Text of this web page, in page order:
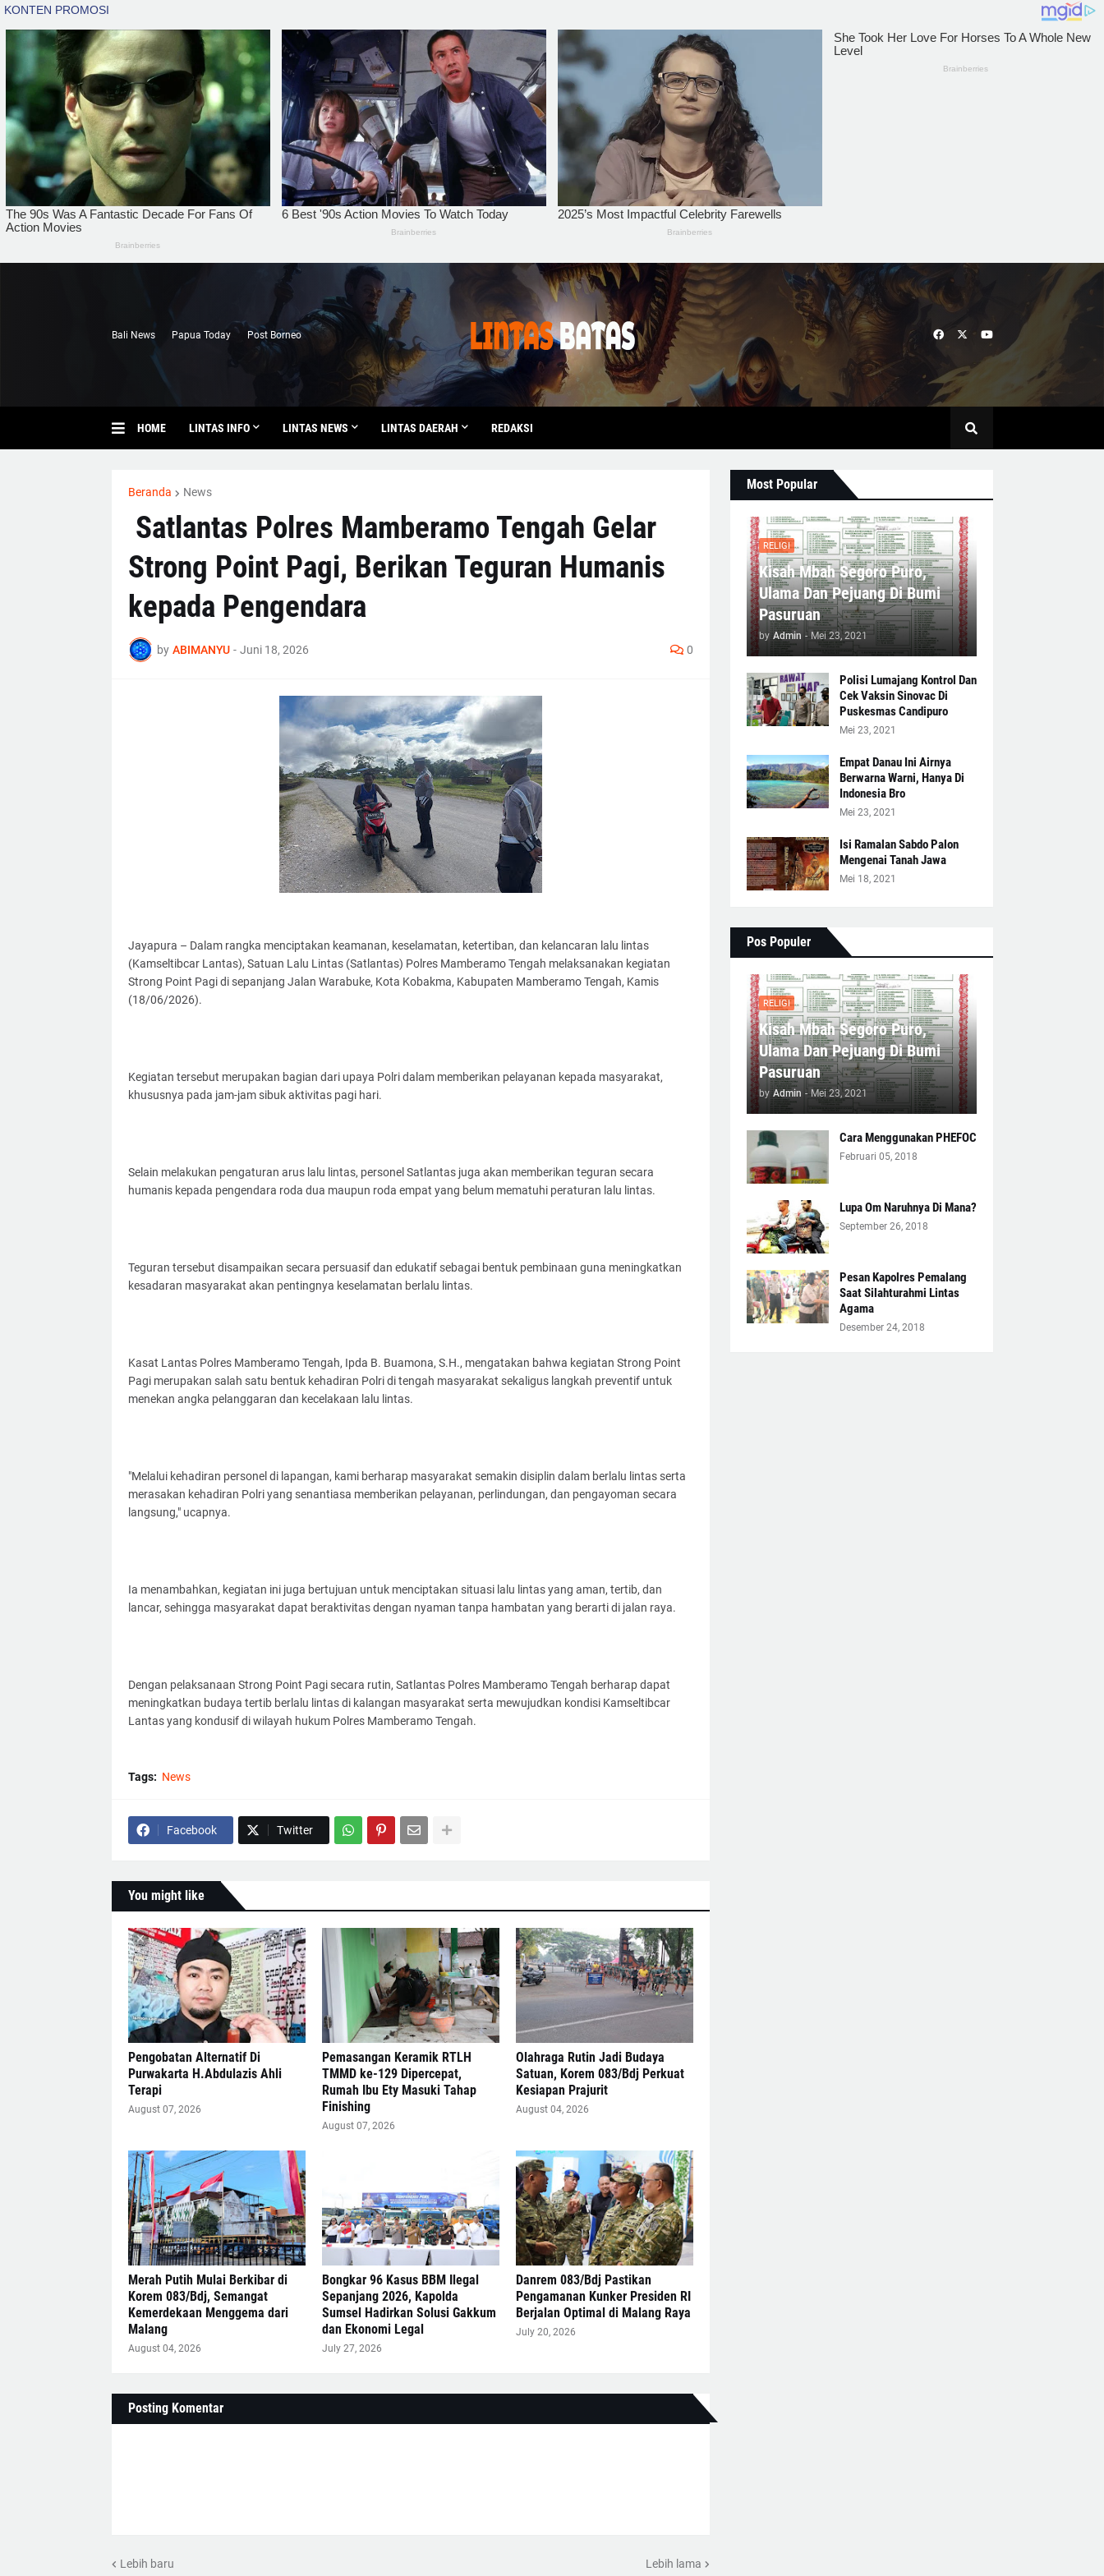
Bali News Papua Today Post Borneo
HOME LINTAS INFO LINTAS NEWS LINTAS DAERAH REDAKSI
Beranda News
‎ Satlantas Polres Mamberamo Tengah Gelar
Strong Point Pagi, Berikan Teguran Humanis
kepada Pengendara
by ABIMANYU - Juni 18, 2026 0
Jayapura – Dalam rangka menciptakan keamanan, keselamatan, ketertiban, dan kelancaran lalu lintas
(Kamseltibcar Lantas), Satuan Lalu Lintas (Satlantas) Polres Mamberamo Tengah melaksanakan kegiatan
Strong Point Pagi di sepanjang Jalan Warabuke, Kota Kobakma, Kabupaten Mamberamo Tengah, Kamis
(18/06/2026).
Kegiatan tersebut merupakan bagian dari upaya Polri dalam memberikan pelayanan kepada masyarakat,
khususnya pada jam-jam sibuk aktivitas pagi hari.
Selain melakukan pengaturan arus lalu lintas, personel Satlantas juga akan memberikan teguran secara
humanis kepada pengendara roda dua maupun roda empat yang belum mematuhi peraturan lalu lintas.
Teguran tersebut disampaikan secara persuasif dan edukatif sebagai bentuk pembinaan guna meningkatkan
kesadaran masyarakat akan pentingnya keselamatan berlalu lintas.
Kasat Lantas Polres Mamberamo Tengah, Ipda B. Buamona, S.H., mengatakan bahwa kegiatan Strong Point
Pagi merupakan salah satu bentuk kehadiran Polri di tengah masyarakat sekaligus langkah preventif untuk
menekan angka pelanggaran dan kecelakaan lalu lintas.
"Melalui kehadiran personel di lapangan, kami berharap masyarakat semakin disiplin dalam berlalu lintas serta
merasakan kehadiran Polri yang senantiasa memberikan pelayanan, perlindungan, dan pengayoman secara
langsung," ucapnya.
Ia menambahkan, kegiatan ini juga bertujuan untuk menciptakan situasi lalu lintas yang aman, tertib, dan
lancar, sehingga masyarakat dapat beraktivitas dengan nyaman tanpa hambatan yang berarti di jalan raya.
Dengan pelaksanaan Strong Point Pagi secara rutin, Satlantas Polres Mamberamo Tengah berharap dapat
meningkatkan budaya tertib berlalu lintas di kalangan masyarakat serta mewujudkan kondisi Kamseltibcar
Lantas yang kondusif di wilayah hukum Polres Mamberamo Tengah.
Tags: News
Facebook Twitter
You might like
Pengobatan Alternatif Di
Purwakarta H.Abdulazis Ahli
Terapi
August 07, 2026
Pemasangan Keramik RTLH
TMMD ke-129 Dipercepat,
Rumah Ibu Ety Masuki Tahap
Finishing
August 07, 2026
Olahraga Rutin Jadi Budaya
Satuan, Korem 083/Bdj Perkuat
Kesiapan Prajurit
August 04, 2026
Merah Putih Mulai Berkibar di
Korem 083/Bdj, Semangat
Kemerdekaan Menggema dari
Malang
August 04, 2026
Bongkar 96 Kasus BBM Ilegal
Sepanjang 2026, Kapolda
Sumsel Hadirkan Solusi Gakkum
dan Ekonomi Legal
July 27, 2026
Danrem 083/Bdj Pastikan
Pengamanan Kunker Presiden RI
Berjalan Optimal di Malang Raya
July 20, 2026
Posting Komentar
Lebih baru Lebih lama
Most Popular
RELIGI
Kisah Mbah Segoro Puro,
Ulama Dan Pejuang Di Bumi
Pasuruan
by Admin - Mei 23, 2021
Polisi Lumajang Kontrol Dan
Cek Vaksin Sinovac Di
Puskesmas Candipuro
Mei 23, 2021
Empat Danau Ini Airnya
Berwarna Warni, Hanya Di
Indonesia Bro
Mei 23, 2021
Isi Ramalan Sabdo Palon
Mengenai Tanah Jawa
Mei 18, 2021
Pos Populer
RELIGI
Kisah Mbah Segoro Puro,
Ulama Dan Pejuang Di Bumi
Pasuruan
by Admin - Mei 23, 2021
Cara Menggunakan PHEFOC
Februari 05, 2018
Lupa Om Naruhnya Di Mana?
September 26, 2018
Pesan Kapolres Pemalang
Saat Silahturahmi Lintas
Agama
Desember 24, 2018